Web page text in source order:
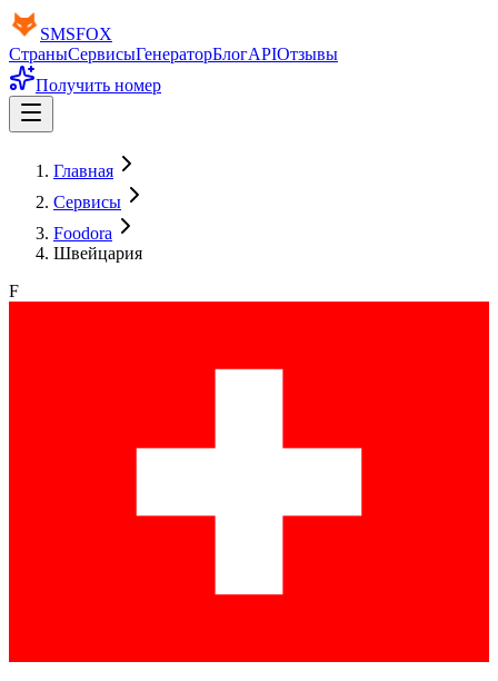
SMSFOX
СтраныСервисыГенераторБлогAPIОтзывы
Получить номер
Главная
Сервисы
Foodora
Швейцария
F